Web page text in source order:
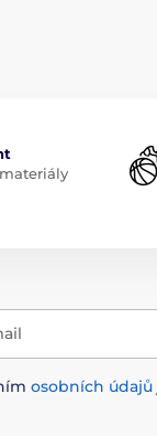
osobních údajů